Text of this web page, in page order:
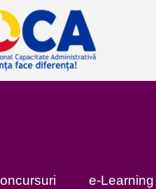
e-Learning